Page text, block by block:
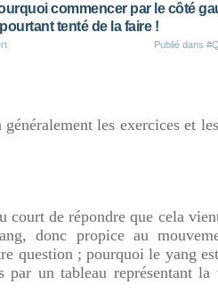
commencer par le côté
tenté de la faire !
Publié dans
les exercices et
court de répondre que cela
donc propice au
question ; pourquoi le yang
par un tableau représentant